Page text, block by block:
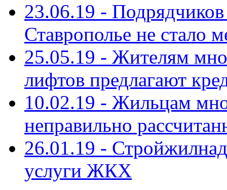
23.06.19 -
Ставрополье не стало
25.05.19 - Жителям
лифтов предлагают
10.02.19 - Жильцам
неправильно
26.01.19 -
услуги ЖКХ